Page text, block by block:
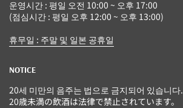
운영시간 : 평일 오전 10:00 ~ 오후 17:00
(점심시간 : 평일 오후 12:00 ~ 오후 13:00)
휴무일 : 주말 및 일본 공휴일
NOTICE
20세 미만의 음주는 법으로 금지되어 있습니다.
20歳未満の飲酒は法律で禁止されています。